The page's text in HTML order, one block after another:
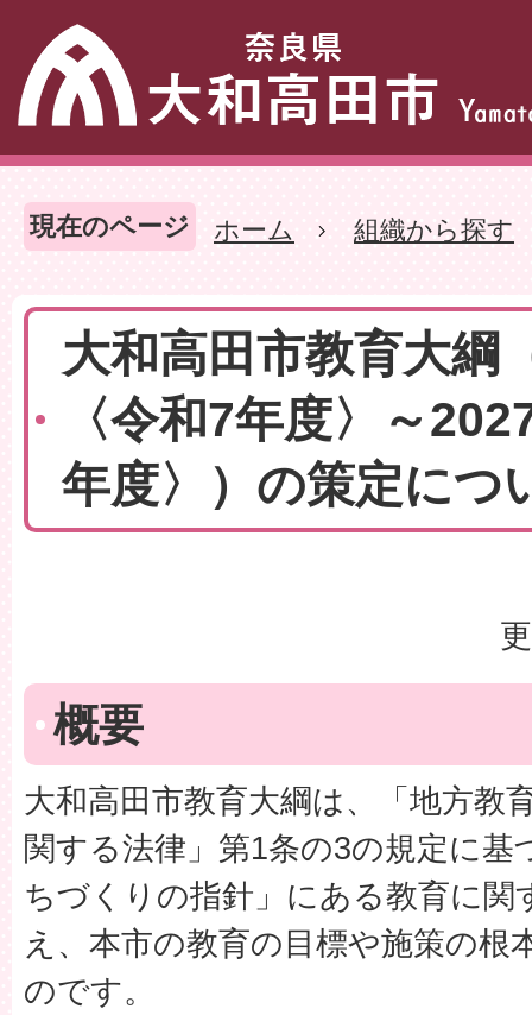
現在のページ ホーム 組織から探す
大和高田市教育大綱
〈令和7年度〉～
年度〉）の策定につ
概要
大和高田市教育大綱は、「地方教
関する法律」第1条の3の規定に基
ちづくりの指針」にある教育に関
え、本市の教育の目標や施策の根
のです。